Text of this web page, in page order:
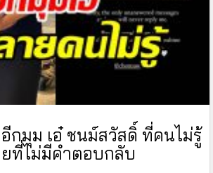
กมุม เอ๋ ชนม์สวัสดิ์ ที่คนไม่รู้
ที่ไม่มีคำตอบกลับ